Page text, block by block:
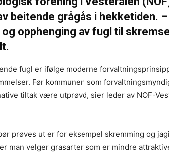
beitende grågås i hekketiden.
opphenging av fugl til
fugl er ifølge moderne
Før kommunen som
tiltak være utprøvd, sier leder av NOF-
prøves ut er for eksempel skremming og
man velger grasarter som er mindre